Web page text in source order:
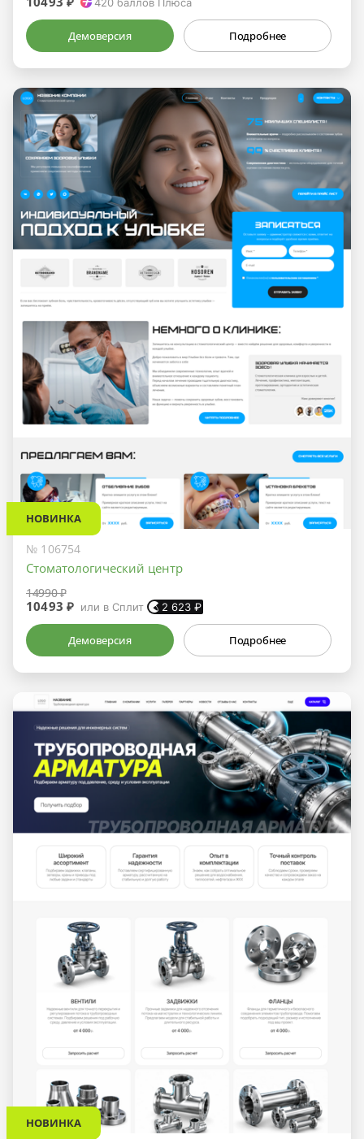
420 баллов Плюса
Демоверсия Подробнее
НОВИНКА
№ 106754
Стоматологический центр
14990 ₽
10493 ₽ или в Сплит 2 623 ₽
Демоверсия Подробнее
НОВИНКА